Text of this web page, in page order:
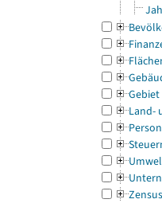
Gebiet
Land-
Zensus